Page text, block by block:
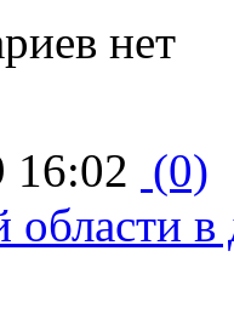
нет
16:02 (0)
в